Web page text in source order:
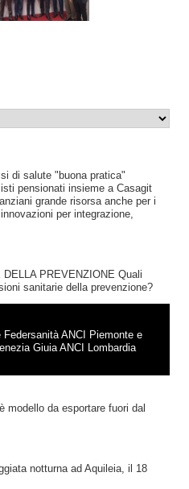
di salute "buona pratica"
pensionati insieme a Casagit
grande risorsa anche per i
per integrazione,
PREVENZIONE Quali
sanitarie della prevenzione?
ANCI Piemonte e
Giuia ANCI Lombardia
modello da esportare fuori dal
notturna ad Aquileia, il 18